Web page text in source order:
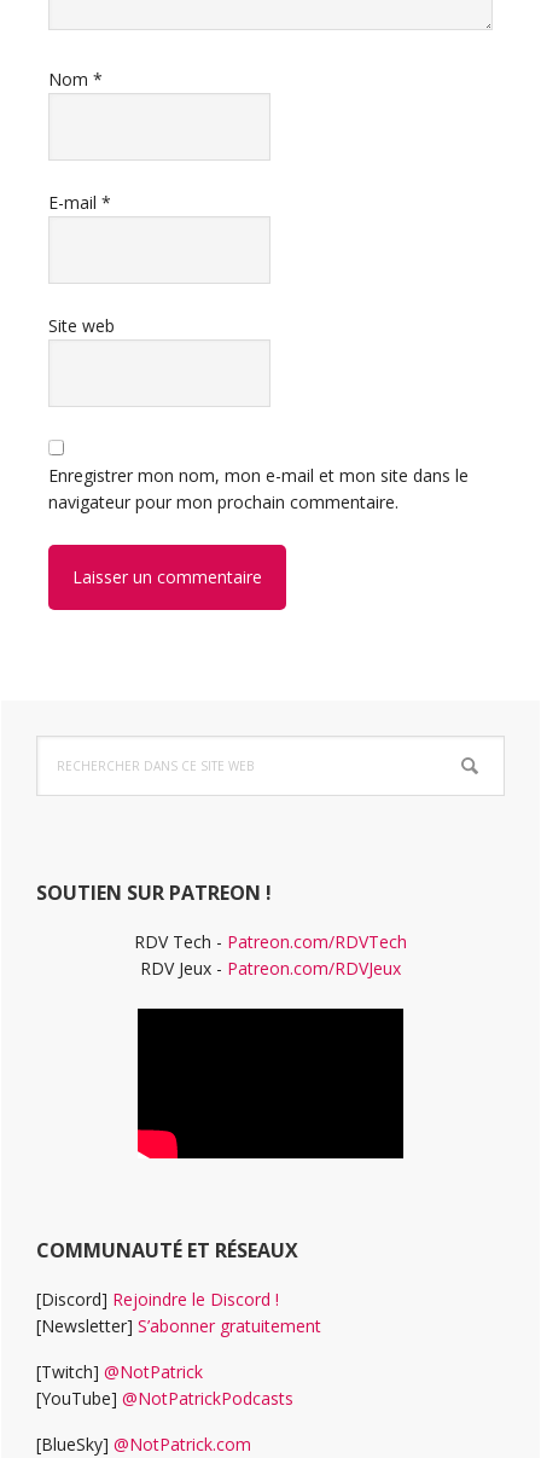
Nom *
E-mail *
Site web
Enregistrer mon nom, mon e-mail et mon site dans le
navigateur pour mon prochain commentaire.
Barre
latérale
dans
ce
SOUTIEN SUR PATREON !
RDV Tech - Patreon.com/RDVTech
RDV Jeux - Patreon.com/RDVJeux
COMMUNAUTÉ ET RÉSEAUX
[Discord] Rejoindre le Discord !
[Newsletter] S’abonner gratuitement
[Twitch] @NotPatrick
[YouTube] @NotPatrickPodcasts
[BlueSky] @NotPatrick.com